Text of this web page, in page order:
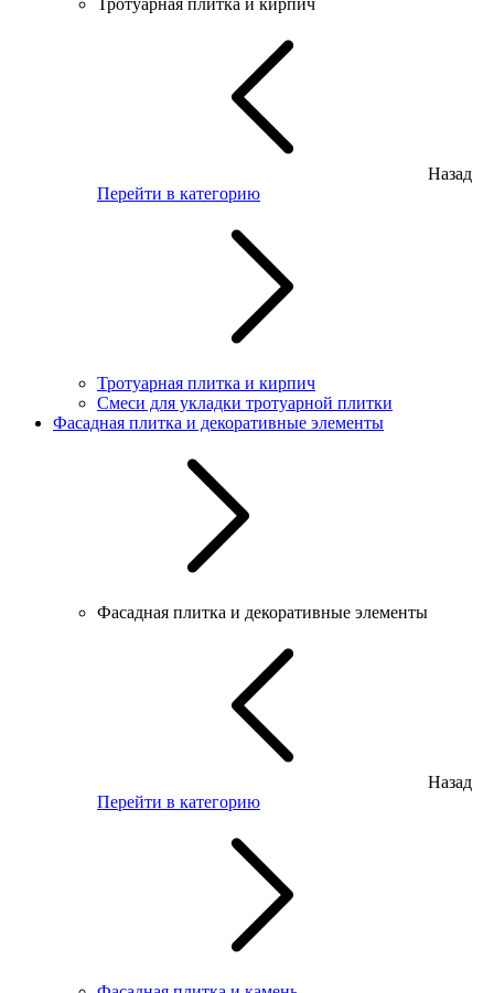
Тротуарная плитка и кирпич
Назад
Перейти в категорию
Тротуарная плитка и кирпич
Смеси для укладки тротуарной плитки
Фасадная плитка и декоративные элементы
Фасадная плитка и декоративные элементы
Назад
Перейти в категорию